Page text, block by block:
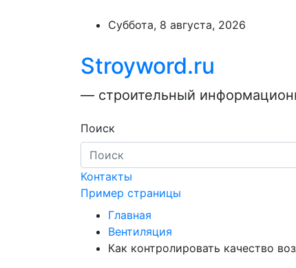
Суббота, 8 августа, 2026
Stroyword.ru
— строительный
Поиск
Контакты
Пример страницы
Главная
Вентиляция
Как контролировать качество